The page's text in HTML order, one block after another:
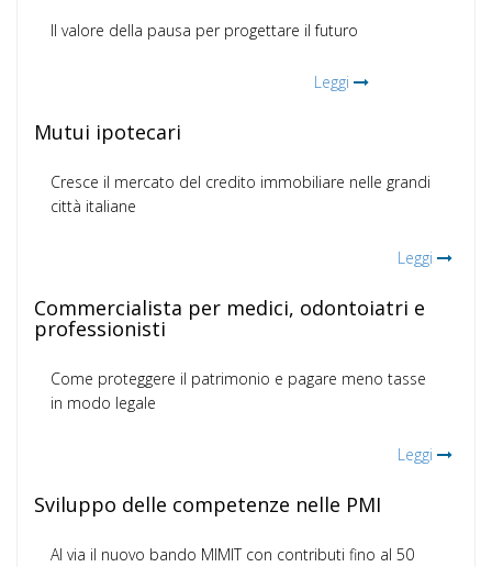
Il valore della pausa per progettare il futuro
Leggi
Mutui ipotecari
Cresce il mercato del credito immobiliare nelle grandi
città italiane
Leggi
Commercialista per medici, odontoiatri e
professionisti
Come proteggere il patrimonio e pagare meno tasse
in modo legale
Leggi
Sviluppo delle competenze nelle PMI
Al via il nuovo bando MIMIT con contributi fino al 50